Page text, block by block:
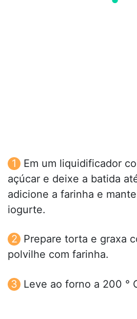
Em um liquidificador
açúcar e deixe a batida
adicione a farinha e
iogurte.
Prepare torta e graxa
polvilhe com farinha.
Leve ao forno a 200 °